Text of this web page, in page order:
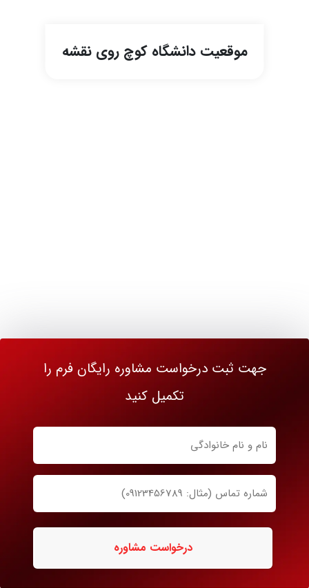
موقعیت دانشگاه کوچ روی نقشه
جهت ثبت درخواست مشاوره رایگان فرم را
تکمیل کنید
نام
نام
خانوادگی
ضروری
شماره
تماس
ضروری